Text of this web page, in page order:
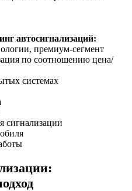
автосигнализаций:
премиум-сегмент
по соотношению цена/
системах
сигнализации